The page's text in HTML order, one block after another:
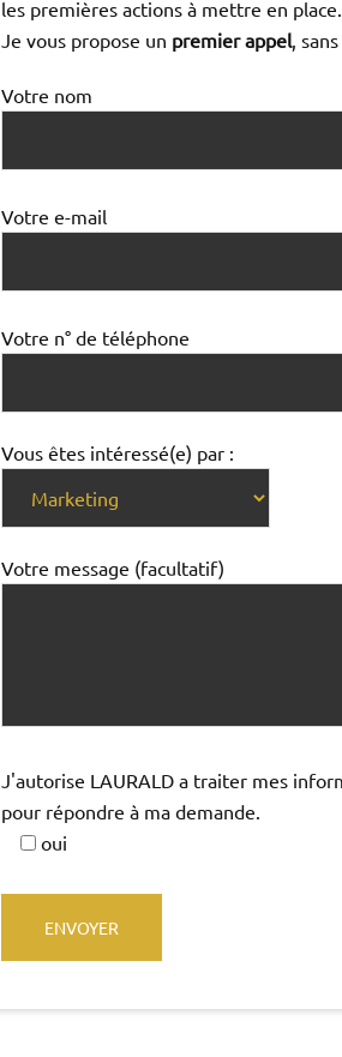
les premières actions à mettre en place.
Je vous propose un premier appel,
Votre nom
Votre e-mail
Votre n° de téléphone
Vous êtes intéressé(e) par :
Votre message (facultatif)
J'autorise LAURALD a traiter mes
pour répondre à ma demande.
oui